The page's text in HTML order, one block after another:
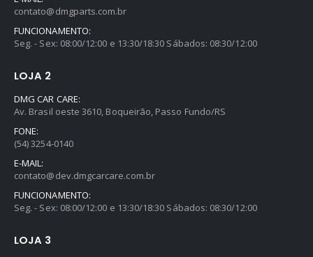
contato@dmgparts.com.br
FUNCIONAMENTO:
Seg. - Sex: 08:00/12:00 e 13:30/18:30 Sábados: 08:30/12:00
LOJA 2
DMG CAR CARE:
Av. Brasil oeste 3610, Boqueirão, Passo Fundo/RS
FONE:
(54) 3254-0140
E-MAIL:
contato@dev.dmgcarcare.com.br
FUNCIONAMENTO:
Seg. - Sex: 08:00/12:00 e 13:30/18:30 Sábados: 08:30/12:00
LOJA 3